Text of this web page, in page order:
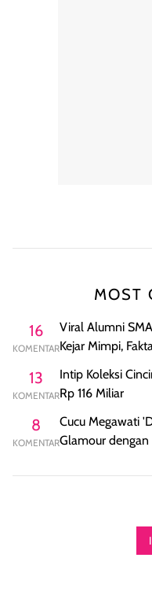
MOST
16
KOMENTAR
Viral Alumni
Kejar Mimpi,
13
KOMENTAR
Intip Koleksi
Rp 116 Miliar
8
KOMENTAR
Cucu Megawati
Glamour